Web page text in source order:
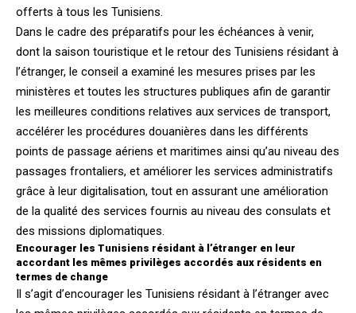
offerts à tous les Tunisiens.
Dans le cadre des préparatifs pour les échéances à venir,
dont la saison touristique et le retour des Tunisiens résidant à
l’étranger, le conseil a examiné les mesures prises par les
ministères et toutes les structures publiques afin de garantir
les meilleures conditions relatives aux services de transport,
accélérer les procédures douanières dans les différents
points de passage aériens et maritimes ainsi qu’au niveau des
passages frontaliers, et améliorer les services administratifs
grâce à leur digitalisation, tout en assurant une amélioration
de la qualité des services fournis au niveau des consulats et
des missions diplomatiques.
Encourager les Tunisiens résidant à l’étranger en leur
accordant les mêmes privilèges accordés aux résidents en
termes de change
Il s’agit d’encourager les Tunisiens résidant à l’étranger avec